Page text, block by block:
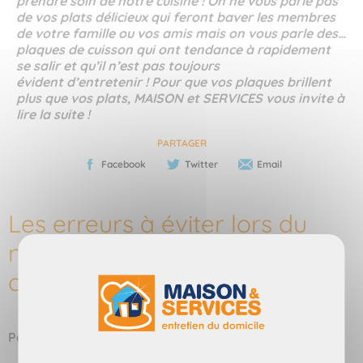
de vos plats délicieux qui feront baver les membres
de votre famille ou vos amis mais on vous parle des…
plaques de cuisson qui ont tendance à rapidement
se salir et qu’il n’est pas toujours
évident d’entretenir ! Pour que vos plaques brillent
plus que vos plats, MAISON et SERVICES vous invite à
lire la suite !
PARTAGER
Facebook
Twitter Email
Les erreurs à éviter lors du
nettoyage des plaques de
cuisson
Pourquoi nettoyer une plaque de cuisson ?